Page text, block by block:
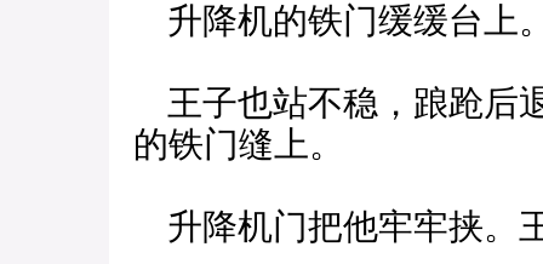
升降机的铁门缓缓台上
王子也站不稳，踉跄后
的铁门缝上。
升降机门把他牢牢挟。